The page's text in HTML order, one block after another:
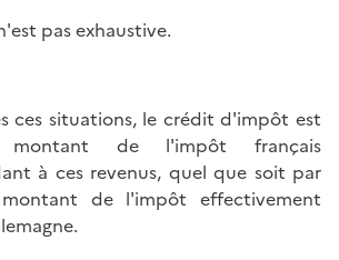
pas exhaustive.
ces situations, le crédit d'impôt est
de l'impôt français
à ces revenus, quel que soit par
de l'impôt effectivement